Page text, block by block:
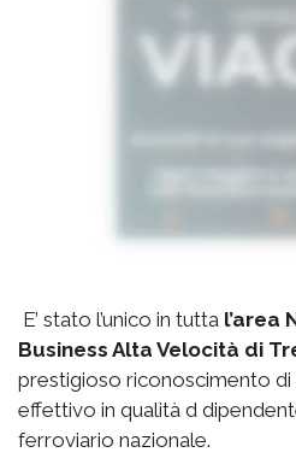
E’ stato l’unico in tutta l’area
Business Alta Velocità di
prestigioso riconoscimento di
effettivo in qualità d
ferroviario nazionale.